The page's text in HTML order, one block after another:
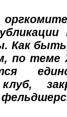
Как
по
клуб,